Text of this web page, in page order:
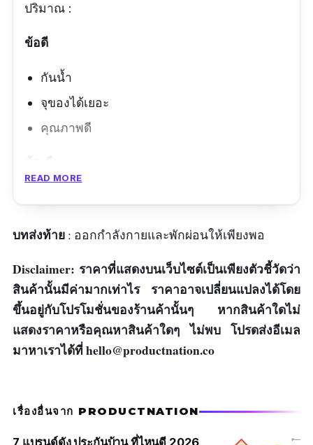
ปริมาณ :
ข้อดี
กันน้ำ
จุของได้เยอะ
คุณภาพดี
READ MORE
บทส่งท้าย : ออกกำลังกายและพักผ่อนให้เพียงพอ
Disclaimer: ราคาที่แสดงบนเว็บไซต์เป็นเพียงตัวชี้วัดว่า
สินค้านั้นมีค่ามากเท่าไร ราคาอาจเปลี่ยนแปลงได้โดย
ขึ้นอยู่กับโปรโมชั่นของร้านค้านั้นๆ หากสินค้าใดไม่
แสดงราคาหรือคุณหาสินค้าใดๆ ไม่พบ โปรดส่งอีเมล
มาหาเราได้ที่hello@productnation.co
เรื่องอื่นจาก PRODUCTNATION